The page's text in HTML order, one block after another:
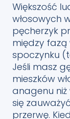
Większość
włosowych
pęcherzyk
między
spoczynku
Jeśli masz
mieszków
anagenu niż
się
przerwę.